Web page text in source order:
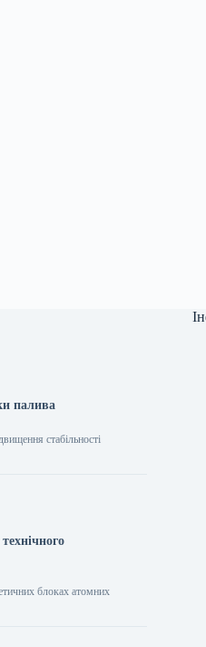
палива
стабільності
блоках атомних